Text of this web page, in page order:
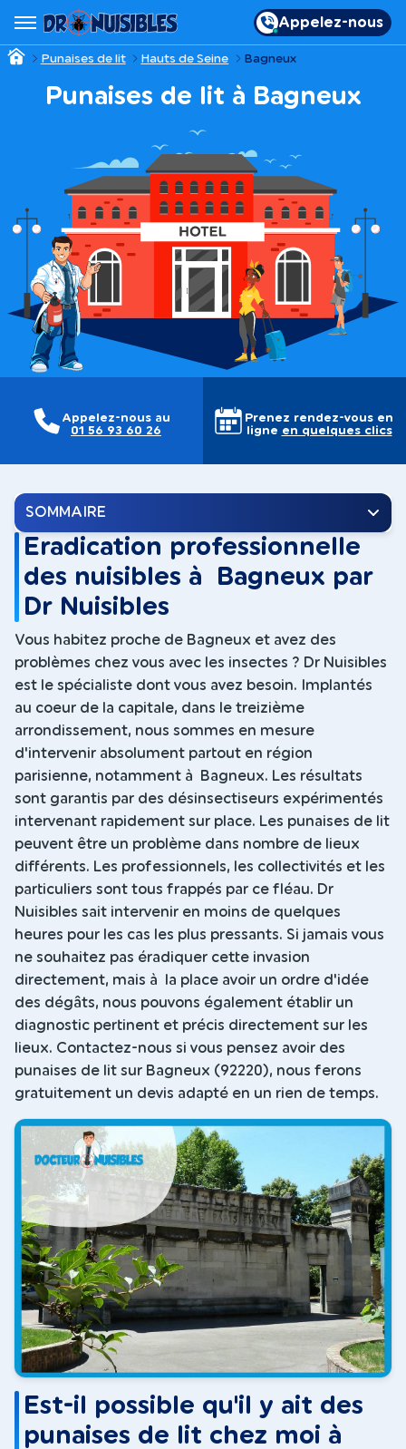
Appelez-nous
Punaises de lit Hauts de Seine Bagneux
Punaises de lit à Bagneux
Appelez-nous au
01 56 93 60 26
Prenez rendez-vous en
ligne en quelques clics
SOMMAIRE
Eradication professionnelle
des nuisibles à Bagneux par
Dr Nuisibles
Vous habitez proche de Bagneux et avez des
problèmes chez vous avec les insectes ? Dr Nuisibles
est le spécialiste dont vous avez besoin. Implantés
au coeur de la capitale, dans le treizième
arrondissement, nous sommes en mesure
d'intervenir absolument partout en région
parisienne, notamment à Bagneux. Les résultats
sont garantis par des désinsectiseurs expérimentés
intervenant rapidement sur place. Les punaises de lit
peuvent être un problème dans nombre de lieux
différents. Les professionnels, les collectivités et les
particuliers sont tous frappés par ce fléau. Dr
Nuisibles sait intervenir en moins de quelques
heures pour les cas les plus pressants. Si jamais vous
ne souhaitez pas éradiquer cette invasion
directement, mais à la place avoir un ordre d'idée
des dégâts, nous pouvons également établir un
diagnostic pertinent et précis directement sur les
lieux. Contactez-nous si vous pensez avoir des
punaises de lit sur Bagneux (92220), nous ferons
gratuitement un devis adapté en un rien de temps.
Est-il possible qu'il y ait des
punaises de lit chez moi à